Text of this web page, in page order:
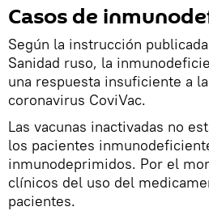
Casos de
Según la instrucción
Sanidad ruso, la
una respuesta insuficiente a
coronavirus CoviVac.
Las vacunas inactivadas no
los pacientes
inmunodeprimidos. Por el
clínicos del uso del
pacientes.